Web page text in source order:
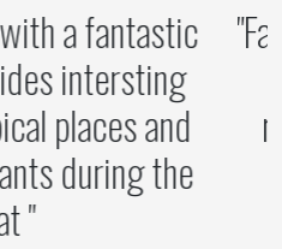
with a fantastic
intersting
places and
during the